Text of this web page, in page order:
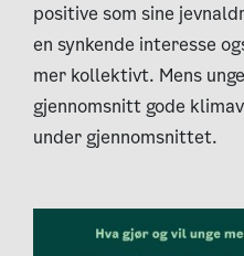
positive som sine
en synkende interesse
mer kollektivt. Mens
gjennomsnitt gode
under gjennomsnittet.